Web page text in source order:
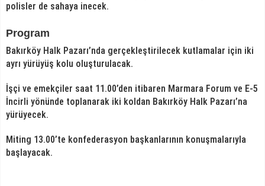
polisler de sahaya inecek.
Program
Bakırköy Halk Pazarı’nda gerçekleştirilecek kutlamalar için iki
ayrı yürüyüş kolu oluşturulacak.
İşçi ve emekçiler saat 11.00’den itibaren Marmara Forum ve E-5
İncirli yönünde toplanarak iki koldan Bakırköy Halk Pazarı’na
yürüyecek.
Miting 13.00’te konfederasyon başkanlarının konuşmalarıyla
başlayacak.